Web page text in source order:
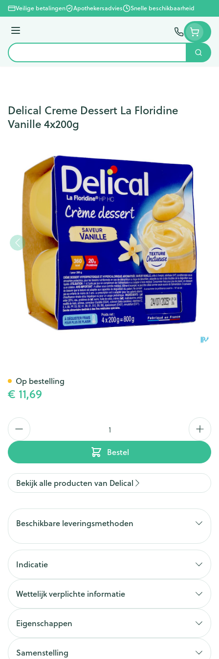
Ga naar de inhoud
Veilige betalingen Apothekersadvies Snelle beschikbaarheid
Menu
Product, merk, categorie...
Zoek
Delical Creme Dessert La Floridine
Vanille 4x200g
€ 11,69
Aantal
Bestel
Op bestelling
Bekijk alle producten van Delical
Beschikbare leveringsmethoden
Indicatie
Wettelijk verplichte informatie
Eigenschappen
Samenstelling